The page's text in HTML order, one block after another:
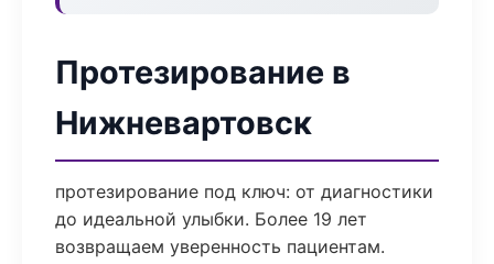
Протезирование в
Нижневартовск
протезирование под ключ: от диагностики
до идеальной улыбки. Более 19 лет
возвращаем уверенность пациентам.